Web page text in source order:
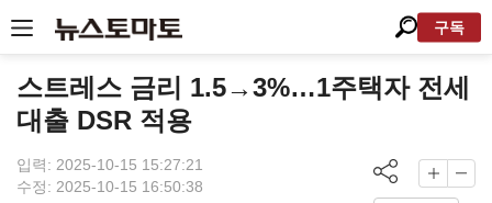
구독
스트레스 금리 1.5→3%…1주택자 전세
대출 DSR 적용
입력: 2025-10-15 15:27:21
수정: 2025-10-15 16:50:38